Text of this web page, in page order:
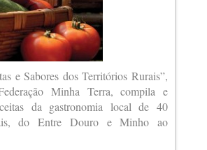
e Sabores dos Territórios Rurais”,
Minha Terra, compila e
da gastronomia local de 40
do Entre Douro e Minho ao